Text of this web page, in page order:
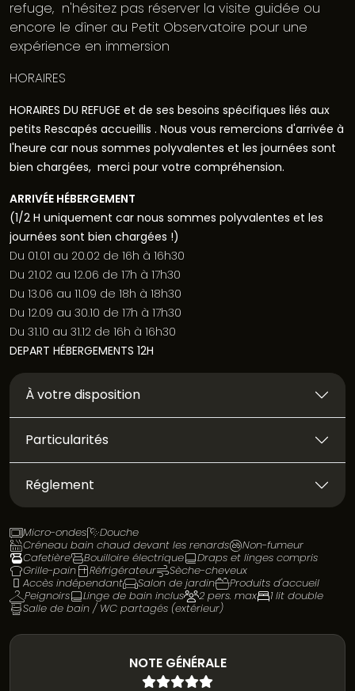
refuge, n'hésitez pas réserver la visite guidée ou
encore le dîner au Petit Observatoire pour une
expérience en immersion
HORAIRES
HORAIRES DU REFUGE et de ses besoins spécifiques liés aux
petits Rescapés accueillis . Nous vous remercions d'arrivée à
l'heure car nous sommes polyvalentes et les journées sont
bien chargées, merci pour votre compréhension.
ARRIVÉE HÉBERGEMENT
(1/2 H uniquement car nous sommes polyvalentes et les
journées sont bien chargées !)
Du 01.01 au 20.02 de 16h à 16h30
Du 21.02 au 12.06 de 17h à 17h30
Du 13.06 au 11.09 de 18h à 18h30
Du 12.09 au 30.10 de 17h à 17h30
Du 31.10 au 31.12 de 16h à 16h30
DEPART HÉBERGEMENTS 12H
À votre disposition
Particularités
Réglement
Micro-ondes
Douche
Créneau bain chaud devant les renards
Non-fumeur
Cafetière
Bouilloire électrique
Draps et linges compris
Grille-pain
Réfrigérateur
Sèche-cheveux
Accès indépendant
Salon de jardin
Produits d'accueil
Peignoirs
Linge de bain inclus 2 pers. max
1 lit double
Salle de bain / WC partagés (extérieur)
NOTE GÉNÉRALE